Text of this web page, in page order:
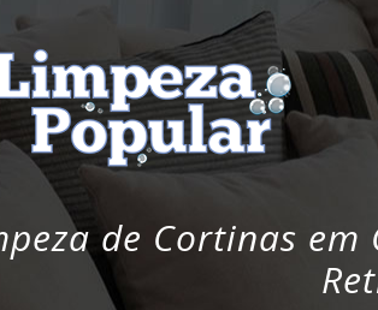
de Cortinas em